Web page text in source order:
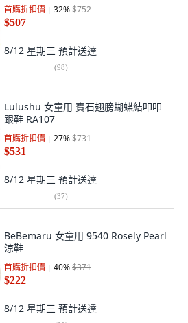
首購折扣價 32%$752
$507
8/12 星期三 預計送達
(98)
Lulushu 女童用 寶石翅膀蝴蝶結叩叩
跟鞋 RA107
首購折扣價 27%$731
$531
8/12 星期三 預計送達
(37)
BeBemaru 女童用 9540 Rosely Pearl
涼鞋
首購折扣價 40%$371
$222
8/12 星期三 預計送達